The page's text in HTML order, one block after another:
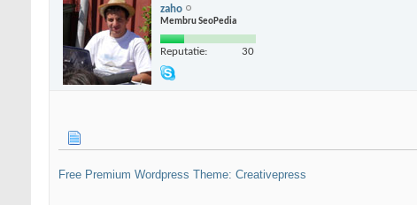
zaho
Membru SeoPedia
Reputatie: 30
Free Premium Wordpress Theme: Creativepress